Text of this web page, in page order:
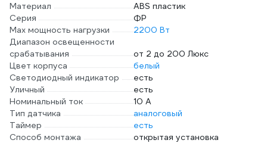
Материал
ABS пластик
Серия
ФР
Max мощность нагрузки
2200 Вт
Диапазон освещенности
срабатывания
от 2 до 200 Люкс
Цвет корпуса
белый
Светодиодный индикатор
есть
Уличный
есть
Номинальный ток
10 А
Тип датчика
аналоговый
Таймер
есть
Способ монтажа
открытая установка